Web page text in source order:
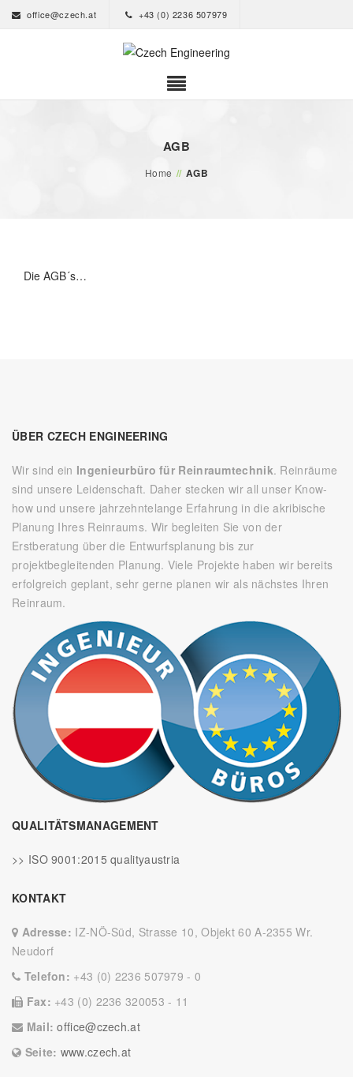
office@czech.at +43 (0) 2236 507979
AGB
Home // AGB
Die AGB´s…
ÜBER CZECH ENGINEERING
Wir sind ein Ingenieurbüro für Reinraumtechnik. Reinräume
sind unsere Leidenschaft. Daher stecken wir all unser Know-
how und unsere jahrzehntelange Erfahrung in die akribische
Planung Ihres Reinraums. Wir begleiten Sie von der
Erstberatung über die Entwurfsplanung bis zur
projektbegleitenden Planung. Viele Projekte haben wir bereits
erfolgreich geplant, sehr gerne planen wir als nächstes Ihren
Reinraum.
QUALITÄTSMANAGEMENT
>> ISO 9001:2015 qualityaustria
KONTAKT
Adresse: IZ-NÖ-Süd, Strasse 10, Objekt 60 A-2355 Wr.
Neudorf
Telefon: +43 (0) 2236 507979 - 0
Fax: +43 (0) 2236 320053 - 11
Mail:office@czech.at
Seite: www.czech.at